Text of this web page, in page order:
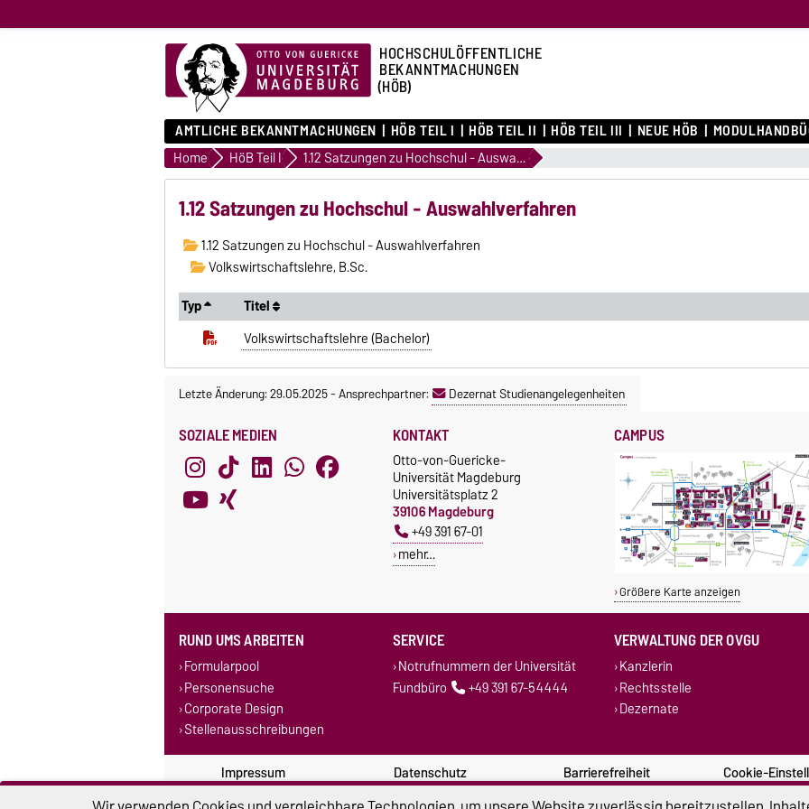
HOCHSCHULÖFFENTLICHE
BEKANNTMACHUNGEN
(HÖB)
AMTLICHE BEKANNTMACHUNGEN HÖB TEIL I HÖB TEIL II HÖB TEIL III NEUE HÖB
Home HöB Teil I 1.12 Satzungen zu Hochschul - Auswahlverfahren
1.12 Satzungen zu Hochschul - Auswahlverfahren
1.12 Satzungen zu Hochschul - Auswahlverfahren
Volkswirtschaftslehre, B.Sc.
Typ
Titel
Volkswirtschaftslehre (Bachelor)
Letzte Änderung: 29.05.2025-Ansprechpartner: Dezernat Studienangelegenheiten
SOZIALE MEDIEN KONTAKT
Otto-von-Guericke-
Universität Magdeburg
Universitätsplatz 2
39106 Magdeburg
+49 391 67-01
mehr…
CAMPUS
Größere Karte anzeigen
RUND UMS ARBEITEN
Formularpool
Personensuche
Corporate Design
Stellenausschreibungen
SERVICE
Notrufnummern der Universität
Fundbüro
+49 391 67-54444
VERWALTUNG DER OVGU
Kanzlerin
Rechtsstelle
Dezernate
Impressum Datenschutz Barrierefreiheit Cookie-